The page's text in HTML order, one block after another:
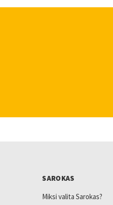
SAROKAS
Miksi valita Sarokas?